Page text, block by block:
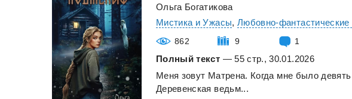
Ольга Богатикова
Мистика и Ужасы, Любовно-
862 9 1
Полный текст — 55 стр., 30.01.2026
Меня зовут Матрена. Когда мне было девять
Деревенская ведьм...